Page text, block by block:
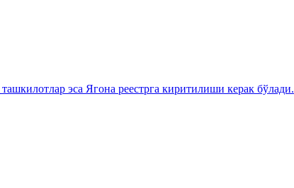
эса Ягона реестрга киритилиши керак бўлади.